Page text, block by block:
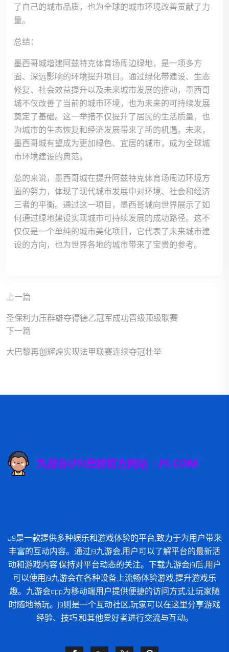
了自己的城市品质，也为全球的城市环境改善贡献了力
量。
总结：
墨西哥城增建阿兹特克体育场周边绿地，是一项多方
面、深远影响的环境提升项目。通过绿化带建设、生态
修复、社会效益提升以及未来城市发展的推动，墨西哥
城不仅改善了当前的城市环境，也为未来的可持续发展
奠定了基础。这一举措不仅提升了居民的生活质量，也
为城市的生态恢复和经济发展带来了新的机遇。未来，
墨西哥城有望成为更加绿色、宜居的城市，成为全球城
市环境建设的典范。
总的来说，墨西哥城在提升阿兹特克体育场周边环境方
面的努力，体现了现代城市发展中对环境、社会和经济
三者的平衡。通过这一项目，墨西哥城向世界展示了如
何通过绿地建设实现城市可持续发展的成功路径。这不
仅仅是一个单纯的城市美化项目，它代表了未来城市建
设的方向，也为世界各地的城市带来了宝贵的参考。
上一篇
圣保利力压群雄夺得德乙冠军成功晋级顶级联赛
下一篇
大巴黎再创辉煌实现法甲联赛连续夺冠壮举
J9是一款提供多种娱乐和游戏体验的平台,致力于为用户带来
丰富的互动内容。通过j9九游会,用户可以了解平台的最新活
动和游戏内容,保持对平台动态的关注。下载九游会j9后,用户
可以使用j9九游会在各种设备上流畅体验游戏,提升游戏乐
趣。九游会app为移动端用户提供便捷的访问方式,让玩家随
时随地畅玩。j9则是一个互动社区,玩家可以在这里分享游戏
经验、技巧,和其他爱好者进行交流与互动。